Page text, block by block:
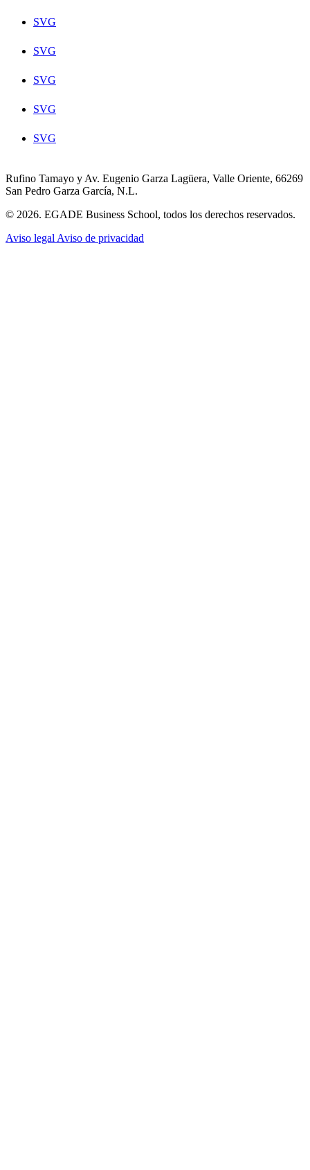
SVG
SVG
SVG
SVG
SVG
Rufino Tamayo y Av. Eugenio Garza Lagüera, Valle Oriente, 66269
San Pedro Garza García, N.L.
© 2026. EGADE Business School, todos los derechos reservados.
Aviso legal Aviso de privacidad